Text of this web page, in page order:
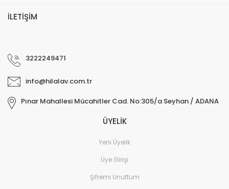
İLETİŞİM
3222249471
info@hilalav.com.tr
Pınar Mahallesi Mücahitler Cad. No:305/a Seyhan / ADANA
ÜYELİK
Yeni Üyelik
Üye Girişi
Şifremi Unuttum